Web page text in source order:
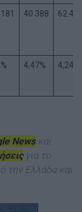
40.388
4,47% 4,24%
Newsκαι
για το
την Ελλάδα και